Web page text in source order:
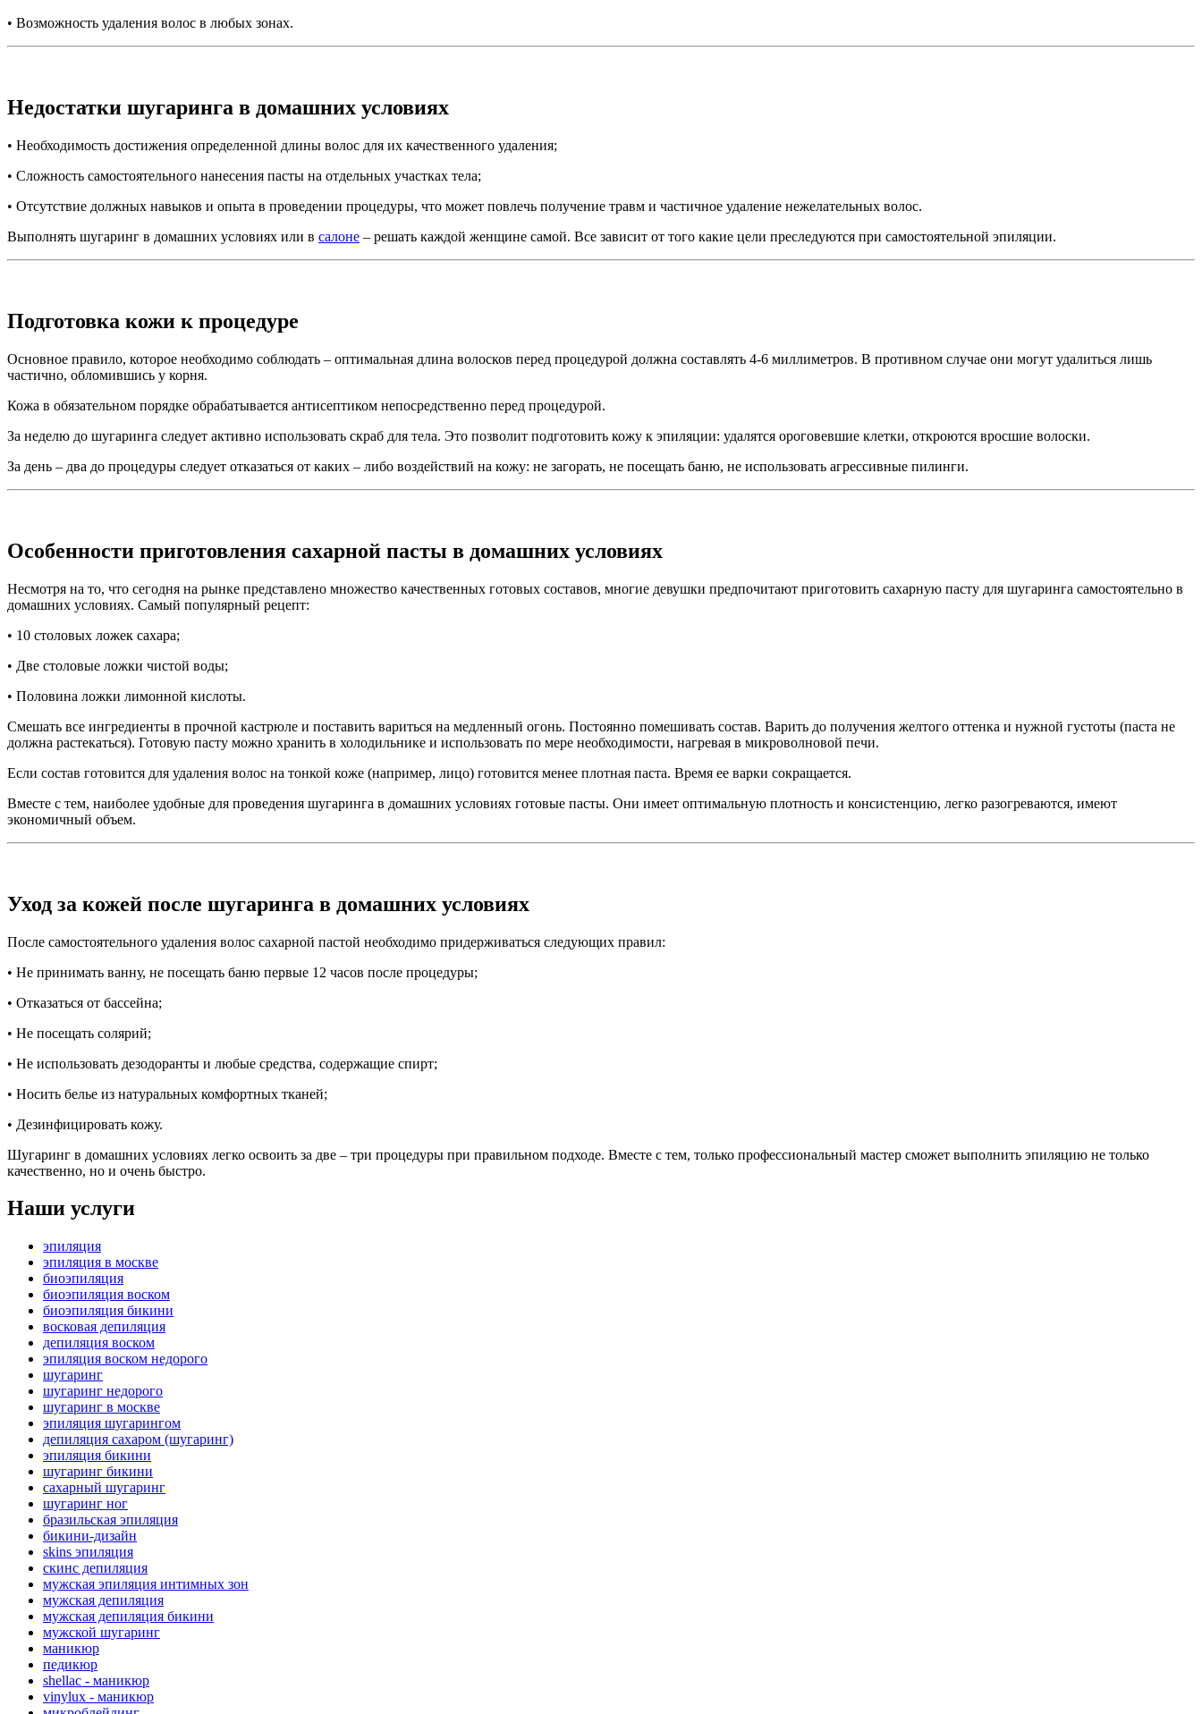
• Возможность удаления волос в любых зонах.
Недостатки шугаринга в домашних условиях
• Необходимость достижения определенной длины волос для их качественного удаления;
• Сложность самостоятельного нанесения пасты на отдельных участках тела;
• Отсутствие должных навыков и опыта в проведении процедуры, что может повлечь получение травм и частичное удаление нежелательных волос.
Выполнять шугаринг в домашних условиях или в салоне – решать каждой женщине самой. Все зависит от того какие цели преследуются при самостоятельной эпиляции.
Подготовка кожи к процедуре
Основное правило, которое необходимо соблюдать – оптимальная длина волосков перед процедурой должна составлять 4-6 миллиметров. В противном случае они могут удалиться лишь
частично, обломившись у корня.
Кожа в обязательном порядке обрабатывается антисептиком непосредственно перед процедурой.
За неделю до шугаринга следует активно использовать скраб для тела. Это позволит подготовить кожу к эпиляции: удалятся ороговевшие клетки, откроются вросшие волоски.
За день – два до процедуры следует отказаться от каких – либо воздействий на кожу: не загорать, не посещать баню, не использовать агрессивные пилинги.
Особенности приготовления сахарной пасты в домашних условиях
Несмотря на то, что сегодня на рынке представлено множество качественных готовых составов, многие девушки предпочитают приготовить сахарную пасту для шугаринга самостоятельно в
домашних условиях. Самый популярный рецепт:
• 10 столовых ложек сахара;
• Две столовые ложки чистой воды;
• Половина ложки лимонной кислоты.
Смешать все ингредиенты в прочной кастрюле и поставить вариться на медленный огонь. Постоянно помешивать состав. Варить до получения желтого оттенка и нужной густоты (паста не
должна растекаться). Готовую пасту можно хранить в холодильнике и использовать по мере необходимости, нагревая в микроволновой печи.
Если состав готовится для удаления волос на тонкой коже (например, лицо) готовится менее плотная паста. Время ее варки сокращается.
Вместе с тем, наиболее удобные для проведения шугаринга в домашних условиях готовые пасты. Они имеет оптимальную плотность и консистенцию, легко разогреваются, имеют
экономичный объем.
Уход за кожей после шугаринга в домашних условиях
После самостоятельного удаления волос сахарной пастой необходимо придерживаться следующих правил:
• Не принимать ванну, не посещать баню первые 12 часов после процедуры;
• Отказаться от бассейна;
• Не посещать солярий;
• Не использовать дезодоранты и любые средства, содержащие спирт;
• Носить белье из натуральных комфортных тканей;
• Дезинфицировать кожу.
Шугаринг в домашних условиях легко освоить за две – три процедуры при правильном подходе. Вместе с тем, только профессиональный мастер сможет выполнить эпиляцию не только
качественно, но и очень быстро.
Наши услуги
эпиляция
эпиляция в москве
биоэпиляция
биоэпиляция воском
биоэпиляция бикини
восковая депиляция
депиляция воском
эпиляция воском недорого
шугаринг
шугаринг недорого
шугаринг в москве
эпиляция шугарингом
депиляция сахаром (шугаринг)
эпиляция бикини
шугаринг бикини
сахарный шугаринг
шугаринг ног
бразильская эпиляция
бикини-дизайн
skins эпиляция
cкинс депиляция
мужская эпиляция интимных зон
мужская депиляция
мужская депиляция бикини
мужской шугаринг
маникюр
педикюр
shellac - маникюр
vinylux - маникюр